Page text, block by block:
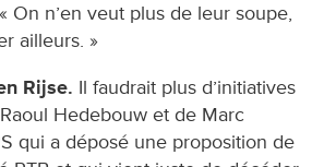
On n’en veut plus de leur soupe,
ailleurs. »
Rijse. Il faudrait plus d’initiatives
Hedebouw et de Marc
qui a déposé une proposition de